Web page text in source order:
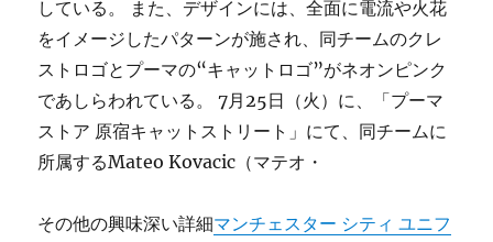
している。 また、デザインには、全面に電流や火花
をイメージしたパターンが施され、同チームのクレ
ストロゴとプーマの“キャットロゴ”がネオンピンク
であしらわれている。 7月25日（火）に、「プーマ
ストア 原宿キャットストリート」にて、同チームに
所属するMateo Kovacic（マテオ・
その他の興味深い詳細マンチェスター シティ ユニフ